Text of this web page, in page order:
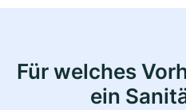
Für welches
ein